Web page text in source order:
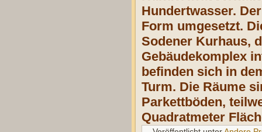
Hundertwasser.
Form umgesetzt.
Sodener Kurhaus,
Gebäudekomplex
befinden sich in
Turm. Die Räume
Parkettböden,
Quadratmeter